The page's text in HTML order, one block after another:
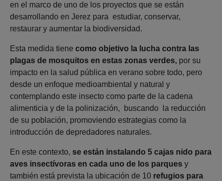
en el marco de uno de los proyectos que se están
desarrollando en Jerez para estudiar, conservar,
restaurar y aumentar la biodiversidad.
Esta medida tiene como objetivo la lucha contra las
plagas de mosquitos en estas zonas verdes, por su
impacto en la salud pública en verano sobre todo, pero
desde un enfoque medioambiental y natural y
contemplando este insecto como parte de la cadena
alimenticia y de la polinización, buscando la reducción
de su población, promoviendo estrategias como la
introducción de depredadores naturales.
En este contexto, se están instalando 5 cajas nido para
aves insectívoras en cada uno de los parques y
también está prevista la ubicación de 10 refugios para